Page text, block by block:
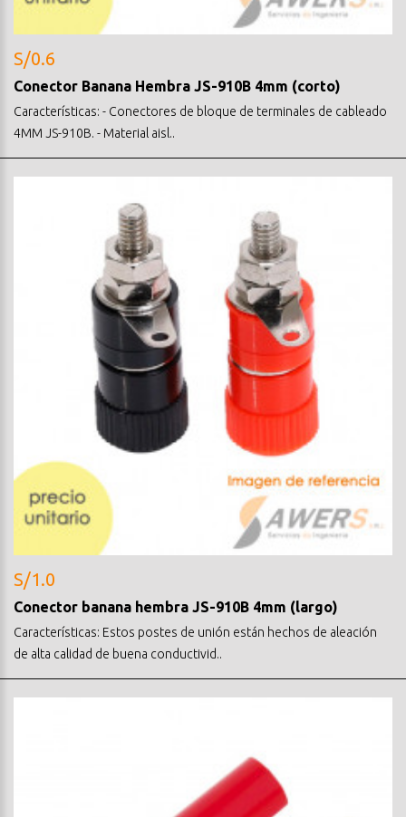
S/0.6
Conector Banana Hembra JS-910B 4mm (corto)
Características: - Conectores de bloque de terminales de cableado
4MM JS-910B. - Material aisl..
S/1.0
Conector banana hembra JS-910B 4mm (largo)
Características: Estos postes de unión están hechos de aleación
de alta calidad de buena conductivid..